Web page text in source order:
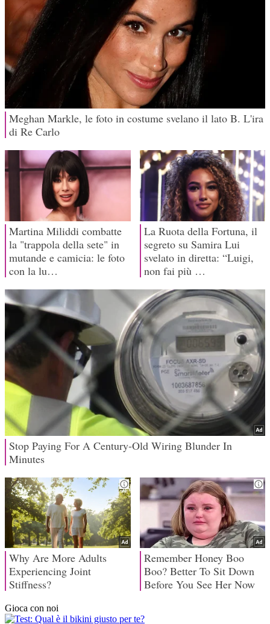
Gioca con noi